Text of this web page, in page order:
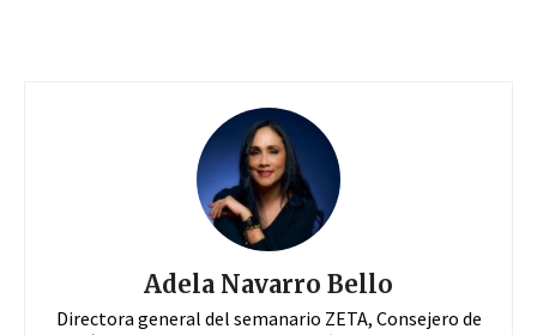
Adela Navarro Bello
Directora general del semanario ZETA, Consejero de